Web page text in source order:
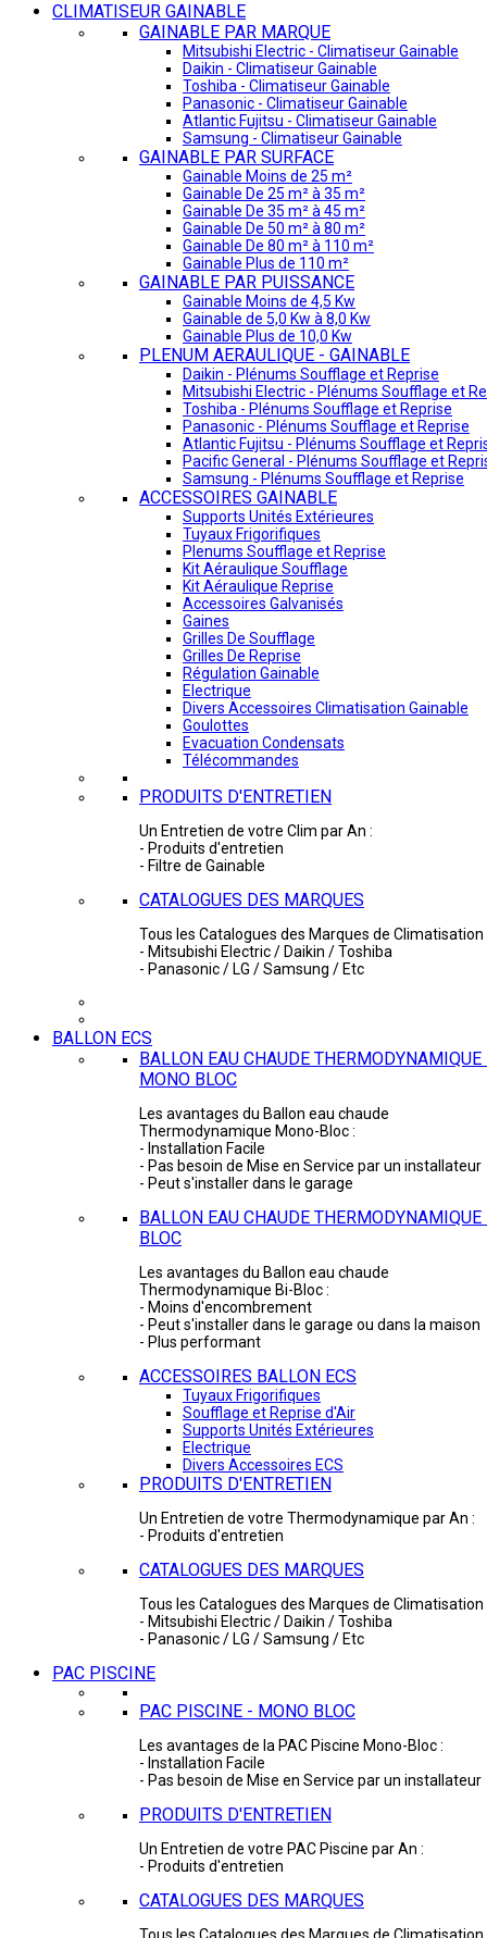
CLIMATISEUR GAINABLE
GAINABLE PAR MARQUE
Mitsubishi Electric - Climatiseur Gainable
Daikin - Climatiseur Gainable
Toshiba - Climatiseur Gainable
Panasonic - Climatiseur Gainable
Atlantic Fujitsu - Climatiseur Gainable
Samsung - Climatiseur Gainable
GAINABLE PAR SURFACE
Gainable Moins de 25 m²
Gainable De 25 m² à 35 m²
Gainable De 35 m² à 45 m²
Gainable De 50 m² à 80 m²
Gainable De 80 m² à 110 m²
Gainable Plus de 110 m²
GAINABLE PAR PUISSANCE
Gainable Moins de 4,5 Kw
Gainable de 5,0 Kw à 8,0 Kw
Gainable Plus de 10,0 Kw
PLENUM AERAULIQUE - GAINABLE
Daikin - Plénums Soufflage et Reprise
Mitsubishi Electric - Plénums Soufflage et
Toshiba - Plénums Soufflage et Reprise
Panasonic - Plénums Soufflage et Reprise
Atlantic Fujitsu - Plénums Soufflage et
Pacific General - Plénums Soufflage et
Samsung - Plénums Soufflage et Reprise
ACCESSOIRES GAINABLE
Supports Unités Extérieures
Tuyaux Frigorifiques
Plenums Soufflage et Reprise
Kit Aéraulique Soufflage
Kit Aéraulique Reprise
Accessoires Galvanisés
Gaines
Grilles De Soufflage
Grilles De Reprise
Régulation Gainable
Electrique
Divers Accessoires Climatisation Gainable
Goulottes
Evacuation Condensats
Télécommandes
PRODUITS D'ENTRETIEN
Un Entretien de votre Clim par An :
- Produits d'entretien
- Filtre de Gainable
CATALOGUES DES MARQUES
Tous les Catalogues des Marques de Climatisation
- Mitsubishi Electric / Daikin / Toshiba
- Panasonic / LG / Samsung / Etc
BALLON ECS
BALLON EAU CHAUDE THERMODYNAMIQUE
MONO BLOC
Les avantages du Ballon eau chaude
Thermodynamique Mono-Bloc :
- Installation Facile
- Pas besoin de Mise en Service par un installateur
- Peut s'installer dans le garage
BALLON EAU CHAUDE
BLOC
Les avantages du Ballon eau chaude
Thermodynamique Bi-Bloc :
- Moins d'encombrement
- Peut s'installer dans le garage ou dans la maison
- Plus performant
ACCESSOIRES BALLON ECS
Tuyaux Frigorifiques
Soufflage et Reprise d'Air
Supports Unités Extérieures
Electrique
Divers Accessoires ECS
PRODUITS D'ENTRETIEN
Un Entretien de votre Thermodynamique par An :
- Produits d'entretien
CATALOGUES DES MARQUES
Tous les Catalogues des Marques de Climatisation
- Mitsubishi Electric / Daikin / Toshiba
- Panasonic / LG / Samsung / Etc
PAC PISCINE
PAC PISCINE - MONO BLOC
Les avantages de la PAC Piscine Mono-Bloc :
- Installation Facile
- Pas besoin de Mise en Service par un installateur
PRODUITS D'ENTRETIEN
Un Entretien de votre PAC Piscine par An :
- Produits d'entretien
CATALOGUES DES MARQUES